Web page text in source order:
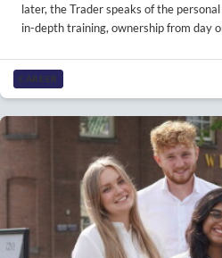
later, the Trader speaks of the
in-depth training, ownership from day
CAREER